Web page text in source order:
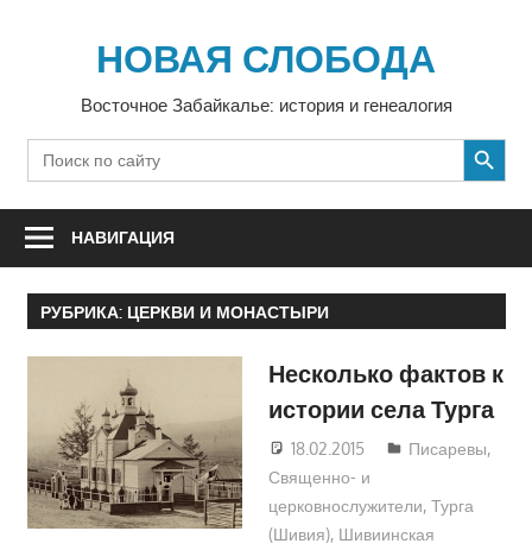
содержимомуНОВАЯ СЛОБОДА
Восточное Забайкалье: история и генеалогия
Search
for:
SEARCH BUTTON
НАВИГАЦИЯ
РУБРИКА: ЦЕРКВИ И МОНАСТЫРИ
Несколько фактов к
истории села Турга
18.02.2015
Екатерина
Писаревы,
Священно- и
церковнослужители,Турга
(Шивия), Шивиинская